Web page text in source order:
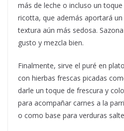
más de leche o incluso un
ricotta, que además aportará
textura aún más sedosa.
gusto y mezcla bien.
Finalmente, sirve el puré en
con hierbas frescas picadas
darle un toque de frescura y
para acompañar carnes a la
o como base para verduras